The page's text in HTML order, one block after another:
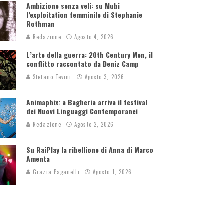
Ambizione senza veli: su Mubi
l’exploitation femminile di Stephanie
Rothman
Redazione Agosto 4, 2026
L’arte della guerra: 20th Century Men, il
conflitto raccontato da Deniz Camp
Stefano Tevini Agosto 3, 2026
Animaphix: a Bagheria arriva il festival
dei Nuovi Linguaggi Contemporanei
Redazione Agosto 2, 2026
Su RaiPlay la ribellione di Anna di Marco
Amenta
Grazia Paganelli Agosto 1, 2026